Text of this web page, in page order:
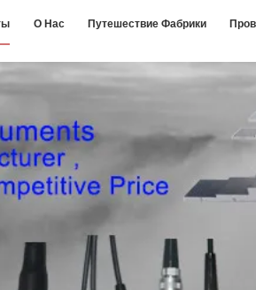
О Нас Путешествие Фабрики